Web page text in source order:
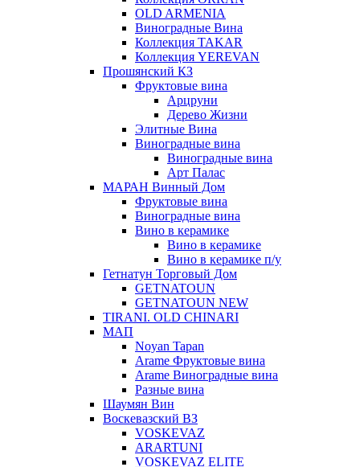
OLD ARMENIA
Виноградные Вина
Коллекция TAKAR
Коллекция YEREVAN
Прошянский КЗ
Фруктовые вина
Арцруни
Дерево Жизни
Элитные Вина
Виноградные вина
Виноградные вина
Арт Палас
МАРАН Винный Дом
Фруктовые вина
Виноградные вина
Вино в керамике
Вино в керамике
Вино в керамике п/у
Гетнатун Торговый Дом
GETNATOUN
GETNATOUN NEW
TIRANI. OLD CHINARI
МАП
Noyan Tapan
Arame Фруктовые вина
Arame Виноградные вина
Разные вина
Шаумян Вин
Воскевазский ВЗ
VOSKEVAZ
ARARTUNI
VOSKEVAZ ELITE